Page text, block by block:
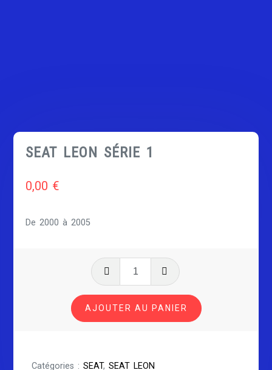
SEAT LEON SÉRIE 1
0,00 €
De 2000 à 2005
quantité
SEAT
LEON
SÉRIE
AJOUTER AU PANIER
Catégories :SEAT,SEAT LEON